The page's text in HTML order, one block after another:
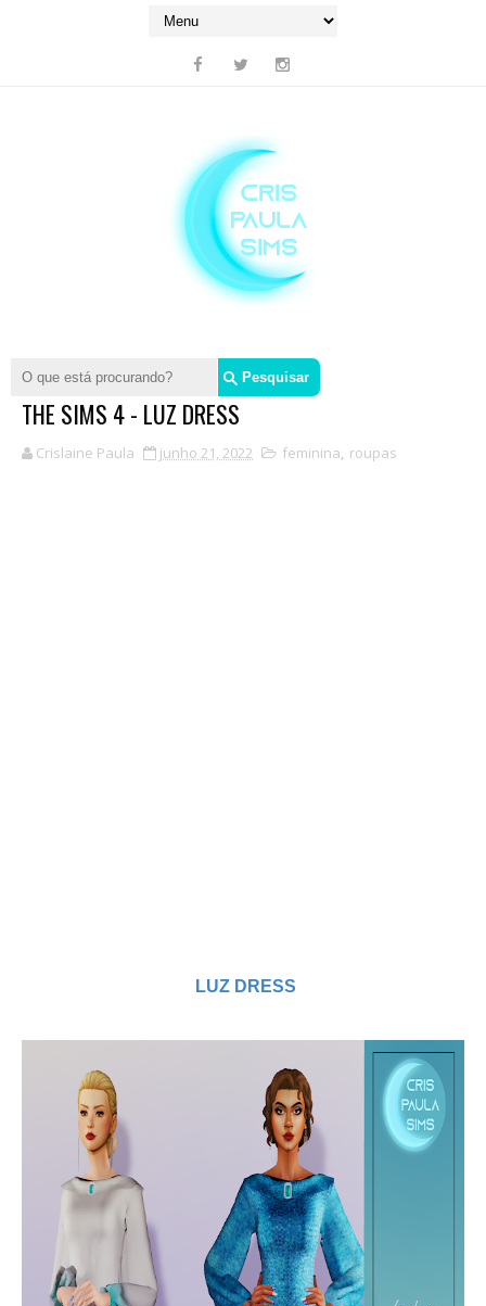
THE SIMS 4 - LUZ DRESS
Crislaine Paula junho 21, 2022 feminina, roupas
LUZ DRESS